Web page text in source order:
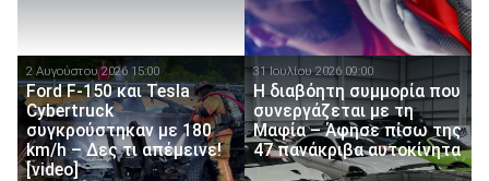
2 Αυγούστου 2026 15:00
Ford F-150 και Tesla
Cybertruck
συγκρούστηκαν με 180
km/h – Δες τι απέμεινε!
[video]
31 Ιουλίου 2026 09:00
Η διαβόητη συμμορία που
συνεργάζεται με τη
Μαφία – Άφησε πίσω της
47 πανάκριβα αυτοκίνητα